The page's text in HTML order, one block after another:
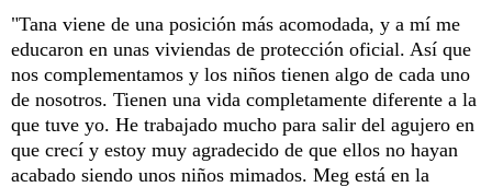
"Tana viene de una posición más acomodada, y a mí me
educaron en unas viviendas de protección oficial. Así que
nos complementamos y los niños tienen algo de cada uno
de nosotros. Tienen una vida completamente diferente a la
que tuve yo. He trabajado mucho para salir del agujero en
que crecí y estoy muy agradecido de que ellos no hayan
acabado siendo unos niños mimados. Meg está en la